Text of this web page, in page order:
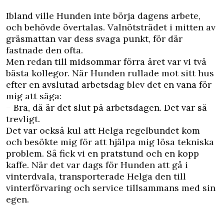
Ibland ville Hunden inte börja dagens arbete,
och behövde övertalas. Valnötsträdet i mitten av
gräsmattan var dess svaga punkt, för där
fastnade den ofta.
Men redan till midsommar förra året var vi två
bästa kollegor. När Hunden rullade mot sitt hus
efter en avslutad arbetsdag blev det en vana för
mig att säga:
– Bra, då är det slut på arbetsdagen. Det var så
trevligt.
Det var också kul att Helga regelbundet kom
och besökte mig för att hjälpa mig lösa tekniska
problem. Så fick vi en pratstund och en kopp
kaffe. När det var dags för Hunden att gå i
vinterdvala, transporterade Helga den till
vinterförvaring och service tillsammans med sin
egen.